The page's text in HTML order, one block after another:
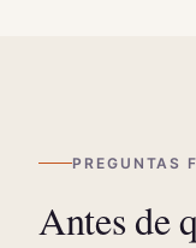
PREGUNTAS
Antes de